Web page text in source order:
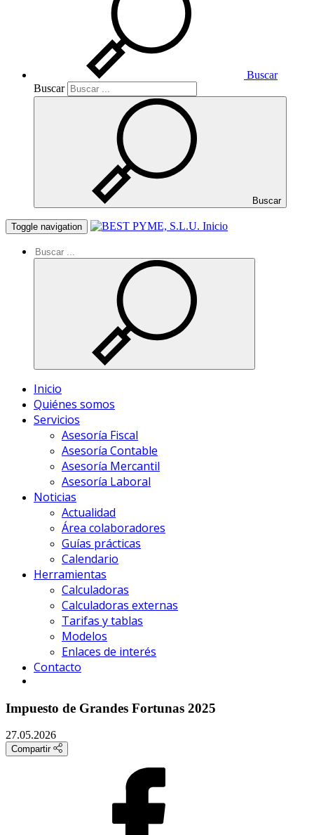
Buscar
Buscar
Buscar
Toggle navigation Inicio
Inicio
Quiénes somos
Servicios
Asesoría Fiscal
Asesoría Contable
Asesoría Mercantil
Asesoría Laboral
Noticias
Actualidad
Área colaboradores
Guías prácticas
Calendario
Herramientas
Calculadoras
Calculadoras externas
Tarifas y tablas
Modelos
Enlaces de interés
Contacto
Impuesto de Grandes Fortunas 2025
27.05.2026
Compartir